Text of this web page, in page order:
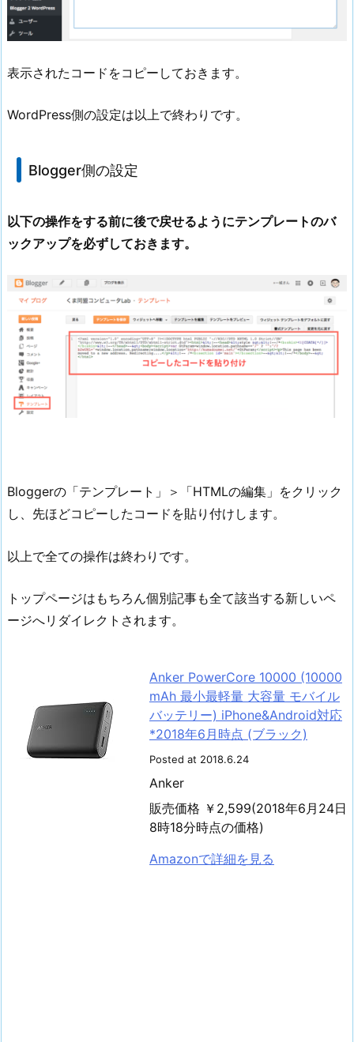
表示されたコードをコピーしておきます。
WordPress側の設定は以上で終わりです。
Blogger側の設定
以下の操作をする前に後で戻せるようにテンプレートのバ
ックアップを必ずしておきます。
Bloggerの「テンプレート」＞「HTMLの編集」をクリック
し、先ほどコピーしたコードを貼り付けします。
以上で全ての操作は終わりです。
トップページはもちろん個別記事も全て該当する新しいペ
ージへリダイレクトされます。
Anker PowerCore 10000 (10000
mAh 最小最軽量 大容量 モバイル
バッテリー) iPhone&Android対応
*2018年6月時点 (ブラック)
Posted at 2018.6.24
Anker
販売価格 ￥2,599(2018年6月24日
8時18分時点の価格)
Amazonで詳細を見る